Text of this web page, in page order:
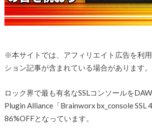
※本サイトでは、アフィリエイト広告を利
ション記事が含まれている場合があります。
ロック界で最も有名なSSLコンソールを
Plugin Alliance「Brainworx bx_console SSL
86%OFFとなっています。